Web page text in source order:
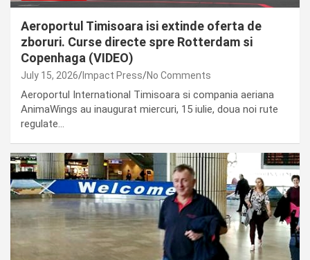
Aeroportul Timisoara isi extinde oferta de
zboruri. Curse directe spre Rotterdam si
Copenhaga (VIDEO)
July 15, 2026 Impact Press No Comments
Aeroportul International Timisoara si compania aeriana
AnimaWings au inaugurat miercuri, 15 iulie, doua noi rute
regulate…